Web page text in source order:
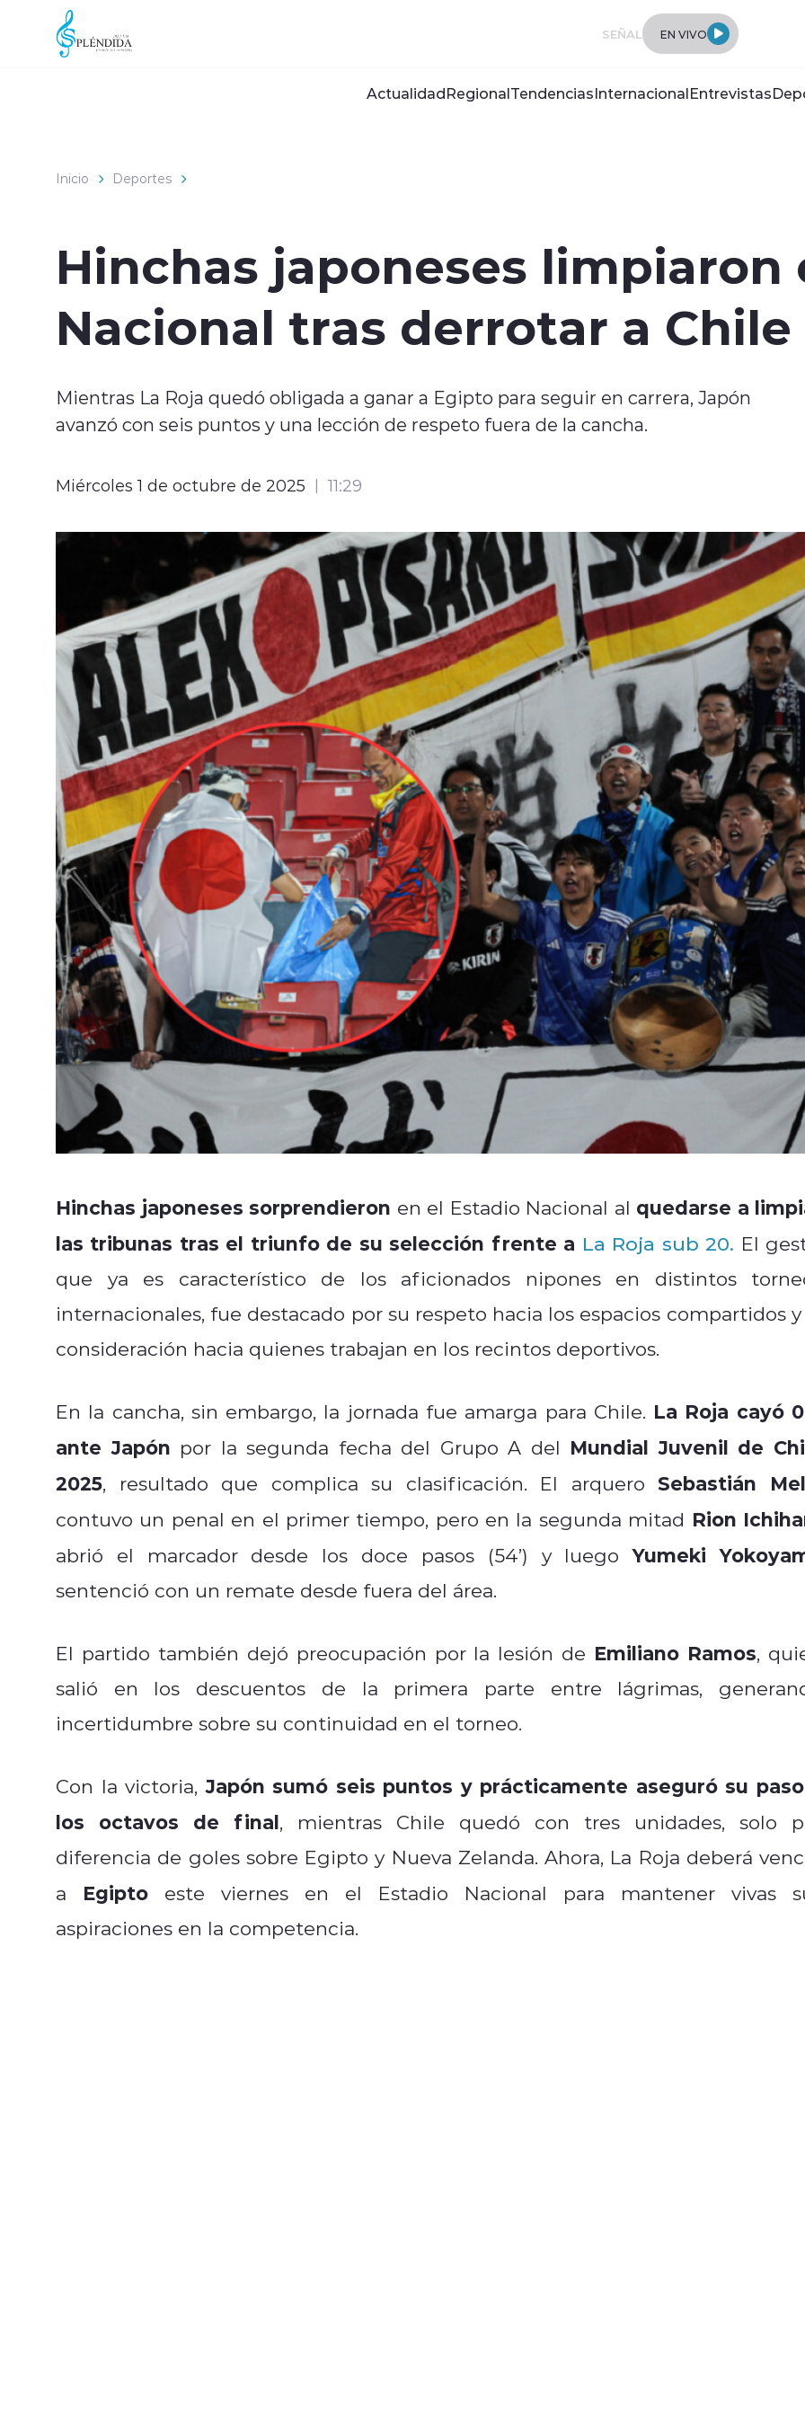
Click acá para ir directamente al contenido
SEÑAL EN VIVO
ActualidadRegionalTendenciasInternacionalEntrevistas
Inicio Deportes
Hinchas japoneses limpiaron
Nacional tras derrotar a Chile
Mientras La Roja quedó obligada a ganar a Egipto para seguir en carrera, Japón
avanzó con seis puntos y una lección de respeto fuera de la cancha.
Miércoles 1 de octubre de 2025 11:29
Hinchas japoneses sorprendieron en el Estadio Nacional al quedarse a
las tribunas tras el triunfo de su selección frente a La Roja sub 20. El
que ya es característico de los aficionados nipones en distintos
internacionales, fue destacado por su respeto hacia los espacios compartidos
consideración hacia quienes trabajan en los recintos deportivos.
En la cancha, sin embargo, la jornada fue amarga para Chile. La Roja cayó
ante Japón por la segunda fecha del Grupo A del Mundial Juvenil de
2025, resultado que complica su clasificación. El arquero Sebastián
contuvo un penal en el primer tiempo, pero en la segunda mitad Rion
abrió el marcador desde los doce pasos (54’) y luegoYumeki
sentenció con un remate desde fuera del área.
El partido también dejó preocupación por la lesión de Emiliano Ramos,
salió en los descuentos de la primera parte entre lágrimas,
incertidumbre sobre su continuidad en el torneo.
Con la victoria,Japón sumó seis puntos y prácticamente aseguró su
los octavos de final, mientras Chile quedó con tres unidades, solo
diferencia de goles sobre Egipto y Nueva Zelanda. Ahora, La Roja deberá
a Egipto este viernes en el Estadio Nacional para mantener vivas
aspiraciones en la competencia.